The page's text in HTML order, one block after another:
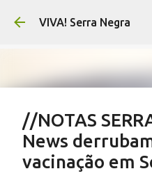
Pular para o
VIVA! Serra Negra
//NOTAS
News
vacinação em